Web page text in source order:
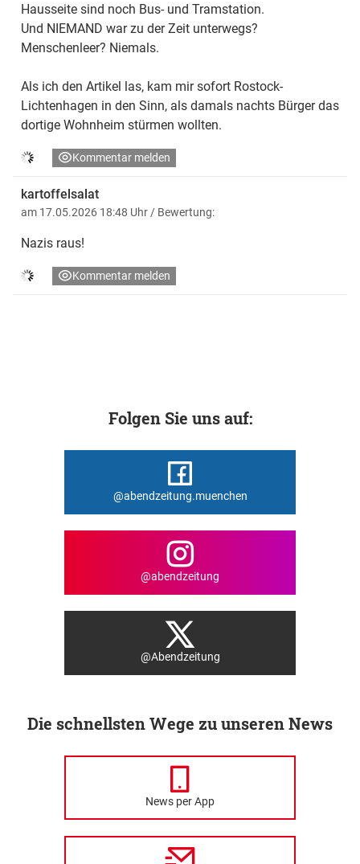
Hausseite sind noch Bus- und Tramstation.
Und NIEMAND war zu der Zeit unterwegs?
Menschenleer? Niemals.
Als ich den Artikel las, kam mir sofort Rostock-
Lichtenhagen in den Sinn, als damals nachts Bürger das
dortige Wohnheim stürmen wollten.
Kommentar melden
kartoffelsalat
am 17.05.2026 18:48 Uhr / Bewertung:
Nazis raus!
Kommentar melden
Folgen Sie uns auf:
@abendzeitung.muenchen
@abendzeitung
@Abendzeitung
Die schnellsten Wege zu unseren News
News per App